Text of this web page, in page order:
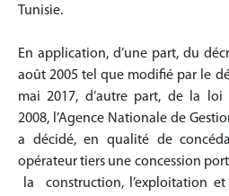
Tunisie.
En application, d’une part, du
août 2005 tel que modifié par le
mai 2017, d’autre part, de la
2008, l’Agence Nationale de
a décidé, en qualité de
opérateur tiers une concession
la construction, l’exploitation et